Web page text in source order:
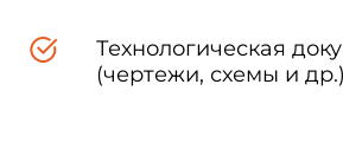
на старение при
Технологическая
(чертежи, схемы и др.)